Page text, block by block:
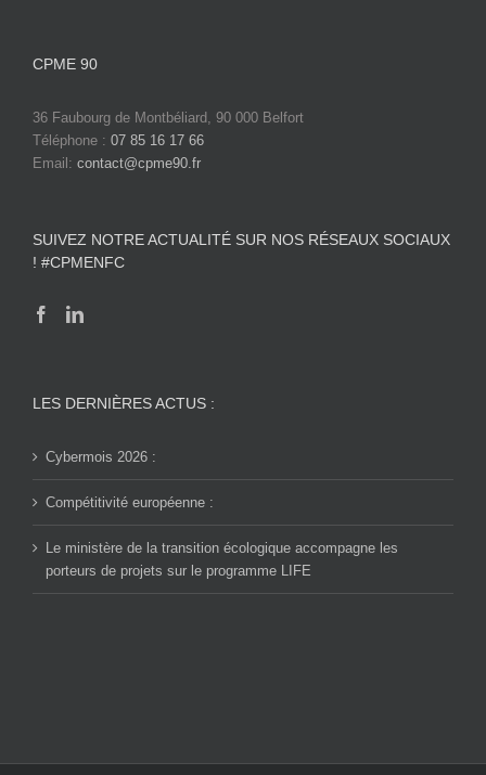
CPME 90
36 Faubourg de Montbéliard, 90 000 Belfort
Téléphone : 07 85 16 17 66
Email: contact@cpme90.fr
SUIVEZ NOTRE ACTUALITÉ SUR NOS RÉSEAUX SOCIAUX
! #CPMENFC
LES DERNIÈRES ACTUS :
Cybermois 2026 :
Compétitivité européenne :
Le ministère de la transition écologique accompagne les
porteurs de projets sur le programme LIFE